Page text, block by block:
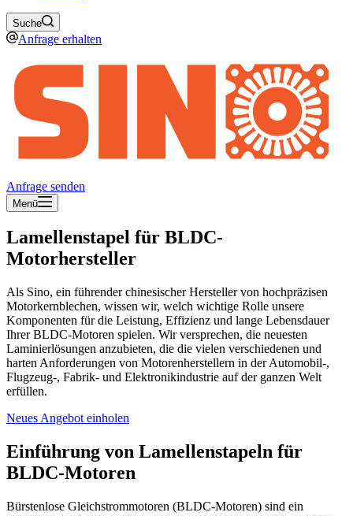
Suche
Anfrage erhalten
Anfrage senden
Menü
Lamellenstapel für BLDC-
Motorhersteller
Als Sino, ein führender chinesischer Hersteller von hochpräzisen
Motorkernblechen, wissen wir, welch wichtige Rolle unsere
Komponenten für die Leistung, Effizienz und lange Lebensdauer
Ihrer BLDC-Motoren spielen. Wir versprechen, die neuesten
Laminierlösungen anzubieten, die die vielen verschiedenen und
harten Anforderungen von Motorenherstellern in der Automobil-,
Flugzeug-, Fabrik- und Elektronikindustrie auf der ganzen Welt
erfüllen.
Neues Angebot einholen
Einführung von Lamellenstapeln für
BLDC-Motoren
Bürstenlose Gleichstrommotoren (BLDC-Motoren) sind ein